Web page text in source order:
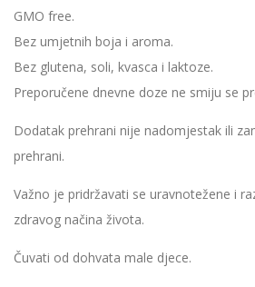
GMO free.
Bez umjetnih boja i aroma.
Bez glutena, soli, kvasca i laktoze.
Preporučene dnevne doze ne smiju se
Dodatak prehrani nije nadomjestak ili
prehrani.
Važno je pridržavati se uravnotežene i
zdravog načina života.
Čuvati od dohvata male djece.